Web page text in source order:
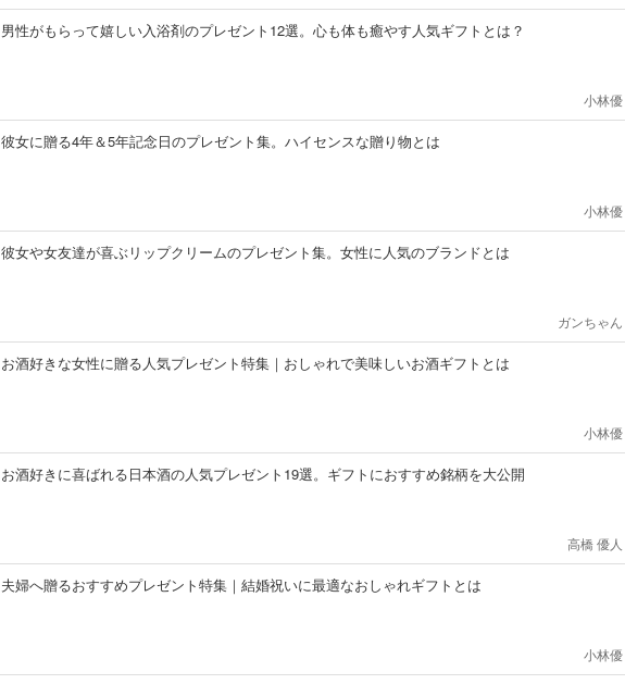
男性がもらって嬉しい入浴剤のプレゼント12選。心も体も癒やす人気ギフトとは？
小林優
彼女に贈る4年＆5年記念日のプレゼント集。ハイセンスな贈り物とは
小林優
彼女や女友達が喜ぶリップクリームのプレゼント集。女性に人気のブランドとは
ガンちゃん
お酒好きな女性に贈る人気プレゼント特集｜おしゃれで美味しいお酒ギフトとは
小林優
お酒好きに喜ばれる日本酒の人気プレゼント19選。ギフトにおすすめ銘柄を大公開
高橋 優人
夫婦へ贈るおすすめプレゼント特集｜結婚祝いに最適なおしゃれギフトとは
小林優